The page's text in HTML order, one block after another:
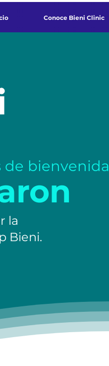
Conoce Bieni Clinic
de bienvenida
la
Bieni.